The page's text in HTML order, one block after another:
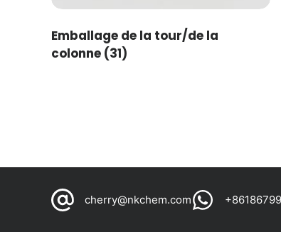
Emballage de la tour/de la
colonne (31)
cherry@nkchem.com